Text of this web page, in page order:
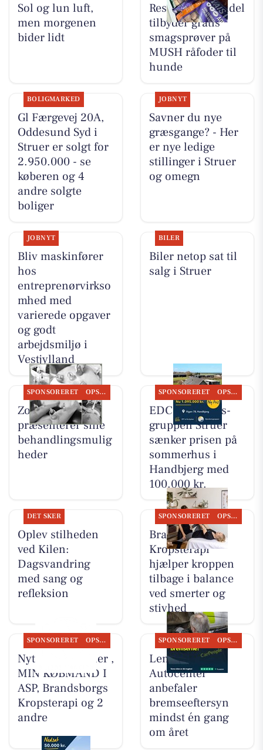
Sol og lun luft,
men morgenen
bider lidt
Resen Landhandel
tilbyder gratis
smagsprøver på
MUSH råfoder til
hunde
BOLIGMARKED
Gl Færgevej 20A,
Oddesund Syd i
Struer er solgt for
2.950.000 - se
køberen og 4
andre solgte
boliger
JOBNYT
Savner du nye
græsgange? - Her
er nye ledige
stillinger i Struer
og omegn
JOBNYT
Bliv maskinfører
hos
entreprenørvirkso
mhed med
varierede opgaver
og godt
arbejdsmiljø i
Vestjylland
BILER
Biler netop sat til
salg i Struer
SPONSORERET OPSLAGSTAVLEN
Zones By Gitte
præsenterer sine
behandlingsmulig
heder
SPONSORERET OPSLAGSTAVLEN
EDC Ejen­doms­
grup­pen Struer
sænker prisen på
sommerhus i
Handbjerg med
100.000 kr.
DET SKER
Oplev stilheden
ved Kilen:
Dagsvandring
med sang og
refleksion
SPONSORERET OPSLAGSTAVLEN
Brandsborgs
Kropsterapi
hjælper kroppen
tilbage i balance
ved smerter og
stivhed
SPONSORERET OPSLAGSTAVLEN
Nyt fra HV Cykler ,
MIN KØBMAND I
ASP, Brandsborgs
Kropsterapi og 2
andre
SPONSORERET OPSLAGSTAVLEN
Lemvig
Autocenter
anbefaler
bremseeftersyn
mindst én gang
om året